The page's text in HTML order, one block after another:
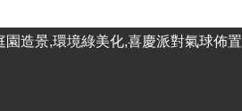
造景,環境綠美化,喜慶派對氣球佈置